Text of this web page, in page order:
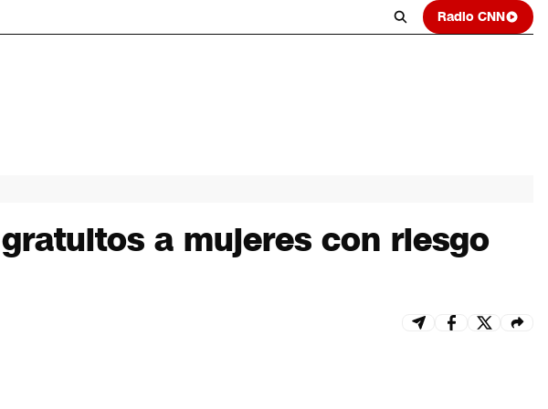
Radio CNN
a mujeres con riesgo